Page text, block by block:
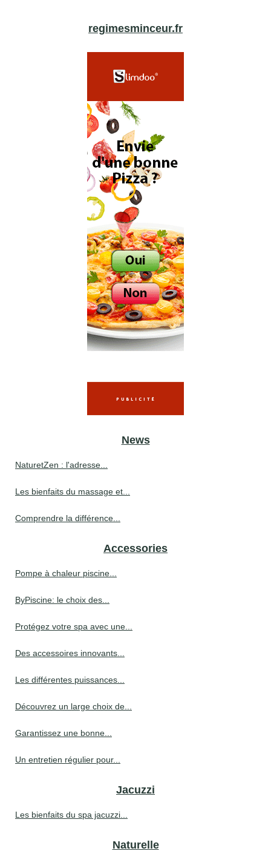
regimesminceur.fr
News
NaturetZen : l'adresse...
Les bienfaits du massage et...
Comprendre la différence...
Accessories
Pompe à chaleur piscine...
ByPiscine: le choix des...
Protégez votre spa avec une...
Des accessoires innovants...
Les différentes puissances...
Découvrez un large choix de...
Garantissez une bonne...
Un entretien régulier pour...
Jacuzzi
Les bienfaits du spa jacuzzi...
Naturelle